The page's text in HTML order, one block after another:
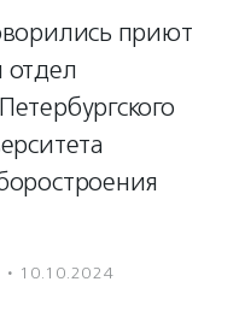
приют
отдел
· 10.10.2024